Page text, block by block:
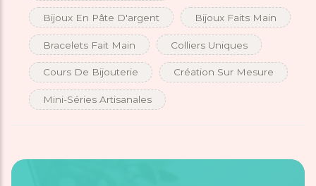
Bijoux En Pâte D'argent Bijoux Faits Main
Bracelets Fait Main Colliers Uniques
Cours De Bijouterie Création Sur Mesure
Mini-Séries Artisanales